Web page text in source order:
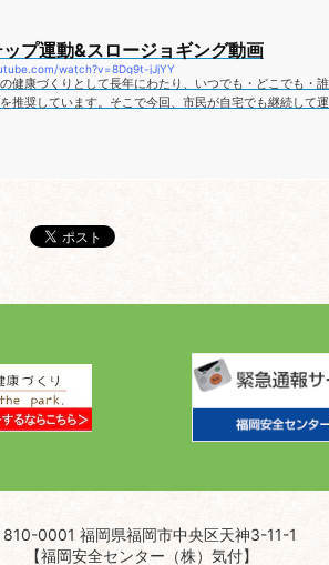
プ運動&スロージョギング動画
watch?v=8Dg9t-jJjYY
健康づくりとして長年にわたり、いつでも・どこでも・
推奨しています。そこで今回、市民が自宅でも継続して
810-0001 福岡県福岡市中央区天神3-11-1
【福岡安全センター（株）気付】